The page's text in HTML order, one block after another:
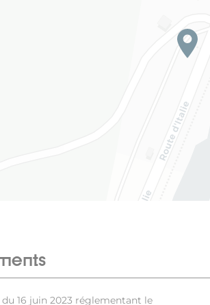
16 juin 2023 réglementant le